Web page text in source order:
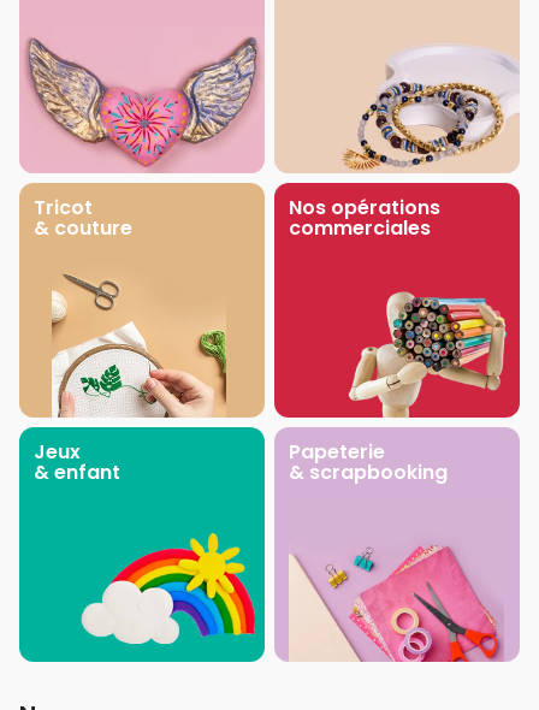
Tricot
& couture
Nos opérations
commerciales
Jeux
& enfant
Papeterie
& scrapbooking